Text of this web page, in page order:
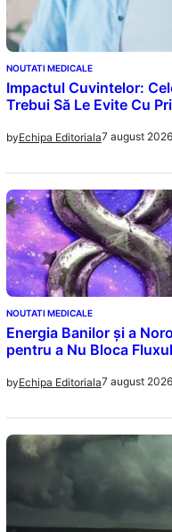
NOUTATI MEDICALE
Impactul Cuvintelor:
Trebui Să Le Evite Cu
byEchipa Editoriala7 august 2026
NOUTATI MEDICALE
Energia Banilor și a
pentru a Nu Bloca
byEchipa Editoriala7 august 2026